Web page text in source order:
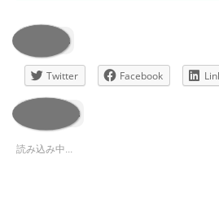
共有:
Twitter Facebook
いいね:
読み込み中...